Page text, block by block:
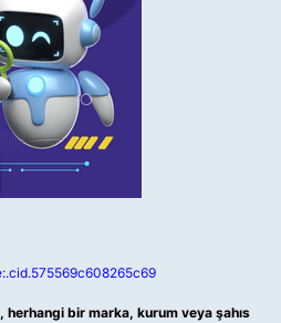
bir marka, kurum veya şahıs